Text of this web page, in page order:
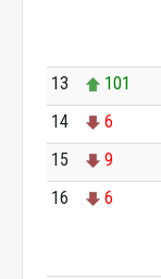
13 101
14
6
15
9
16
6